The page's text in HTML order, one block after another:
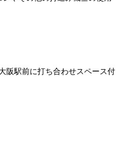
阪駅前に打ち合わせスペース付